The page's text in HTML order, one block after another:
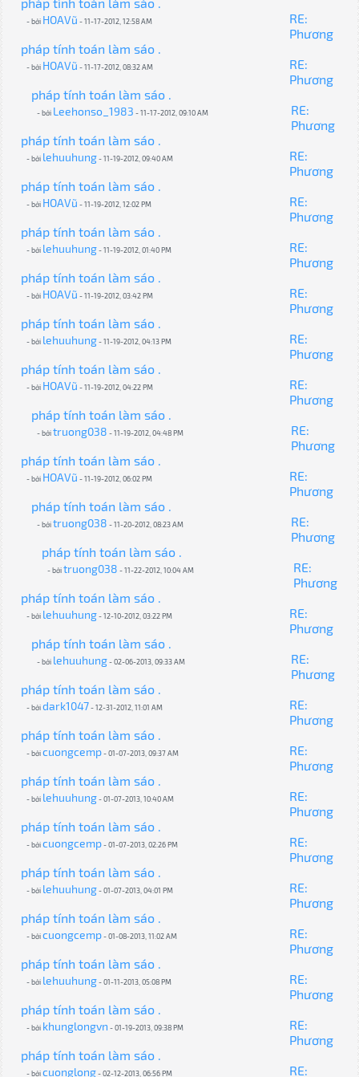
pháp tính toán làm sáo .
- bởi HOAVũ - 11-17-2012, 12:58 AM
RE:
Phương
pháp tính toán làm sáo .
- bởi HOAVũ - 11-17-2012, 08:32 AM
RE:
Phương
pháp tính toán làm sáo .
- bởi Leehonso_1983 - 11-17-2012, 09:10 AM
RE:
Phương
pháp tính toán làm sáo .
- bởi lehuuhung- 11-19-2012, 09:40 AM
RE:
Phương
pháp tính toán làm sáo .
- bởi HOAVũ - 11-19-2012, 12:02 PM
RE:
Phương
pháp tính toán làm sáo .
- bởi lehuuhung- 11-19-2012, 01:40 PM
RE:
Phương
pháp tính toán làm sáo .
- bởi HOAVũ - 11-19-2012, 03:42 PM
RE:
Phương
pháp tính toán làm sáo .
- bởi lehuuhung- 11-19-2012, 04:13 PM
RE:
Phương
pháp tính toán làm sáo .
- bởi HOAVũ - 11-19-2012, 04:22 PM
RE:
Phương
pháp tính toán làm sáo .
- bởitruong038 - 11-19-2012, 04:48 PM
RE:
Phương
pháp tính toán làm sáo .
- bởi HOAVũ - 11-19-2012, 06:02 PM
RE:
Phương
pháp tính toán làm sáo .
- bởitruong038 - 11-20-2012, 08:23 AM
RE:
Phương
pháp tính toán làm sáo .
- bởitruong038 - 11-22-2012, 10:04 AM
RE:
Phương
pháp tính toán làm sáo .
- bởi lehuuhung- 12-10-2012, 03:22 PM
RE:
Phương
pháp tính toán làm sáo .
- bởi lehuuhung- 02-06-2013, 09:33 AM
RE:
Phương
pháp tính toán làm sáo .
- bởidark1047 - 12-31-2012, 11:01 AM
RE:
Phương
pháp tính toán làm sáo .
- bởicuongcemp- 01-07-2013, 09:37 AM
RE:
Phương
pháp tính toán làm sáo .
- bởi lehuuhung- 01-07-2013, 10:40 AM
RE:
Phương
pháp tính toán làm sáo .
- bởicuongcemp- 01-07-2013, 02:26 PM
RE:
Phương
pháp tính toán làm sáo .
- bởi lehuuhung- 01-07-2013, 04:01 PM
RE:
Phương
pháp tính toán làm sáo .
- bởicuongcemp- 01-08-2013, 11:02 AM
RE:
Phương
pháp tính toán làm sáo .
- bởi lehuuhung- 01-11-2013, 05:08 PM
RE:
Phương
pháp tính toán làm sáo .
- bởi khunglongvn - 01-19-2013, 09:38 PM
RE:
Phương
pháp tính toán làm sáo .
- bởicuonglong- 02-12-2013, 06:56 PM
RE: